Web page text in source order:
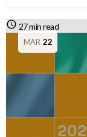
MAR 22
27 min read